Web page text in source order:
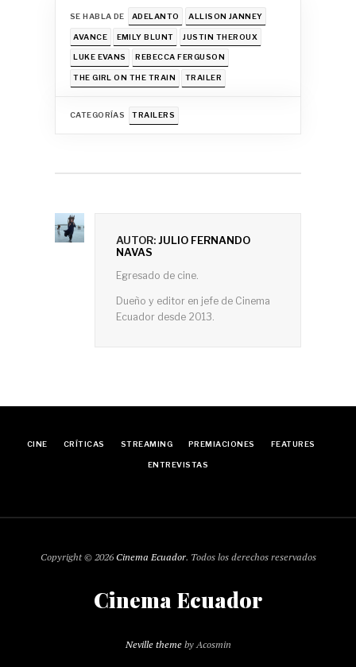
SE HABLA DE ADELANTO ALLISON JANNEY
AVANCE EMILY BLUNT JUSTIN THEROUX
LUKE EVANS REBECCA FERGUSON
THE GIRL ON THE TRAIN TRAILER
CATEGORÍAS TRAILERS
AUTOR:JULIO FERNANDO
NAVAS
Egresado de cine.
Dueño y editor en jefe de Cinema
Ecuador desde 2013.
CINE CRÍTICAS STREAMING PREMIACIONES FEATURES
ENTREVISTAS
Copyright © 2026Cinema Ecuador. Todos los derechos reservados
Cinema Ecuador
Neville themeby Acosmin